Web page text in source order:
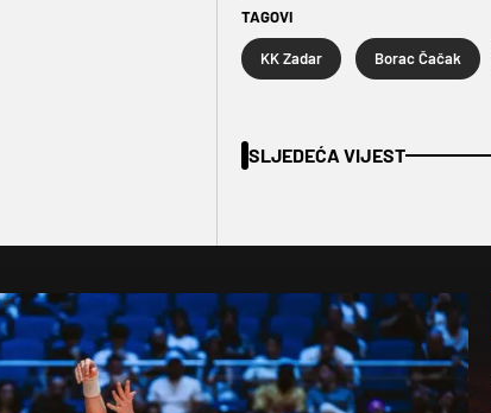
TAGOVI
KK Zadar Borac Čačak
SLJEDEĆA VIJEST